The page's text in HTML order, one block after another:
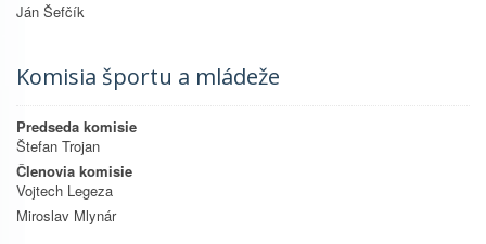
Ján Šefčík
Komisia športu a mládeže
Predseda komisie
Štefan Trojan
Členovia komisie
Vojtech Legeza
Miroslav Mlynár